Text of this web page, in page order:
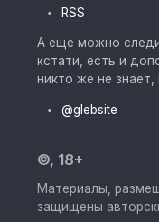
RSS
А еще можно
кстати, есть и
никто же не знает,
@glebsite
©, 18+
Материалы,
защищены